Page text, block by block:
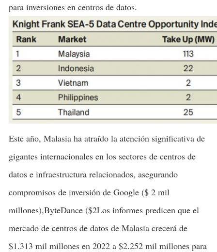
para inversiones en centros de datos.
Este año, Malasia ha atraído la atención significativa de
gigantes internacionales en los sectores de centros de
datos e infraestructura relacionados, asegurando
compromisos de inversión de Google ($ 2 mil
millones),ByteDance ($2Los informes predicen que el
mercado de centros de datos de Malasia crecerá de
$1.313 mil millones en 2022 a $2.252 mil millones para